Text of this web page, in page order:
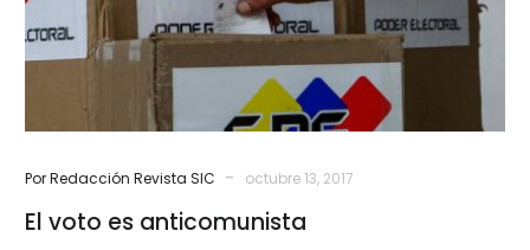
Por Redacción Revista SIC - octubre 13, 2017
El voto es anticomunista